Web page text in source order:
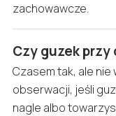
zachowawcze.
Czy guzek
Czasem tak, ale
obserwacji, jeśli
nagle albo